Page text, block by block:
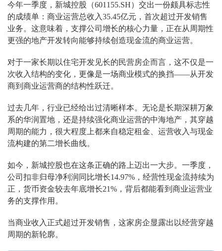
今年一季度，新城控股（601155.SH）交出一份颇具标志性
的成绩单：商业运营总收入35.45亿元，首次超过开发销售
业务。这意味着，支撑公司增长的核心力量，正在从周期性
更强的地产开发转向能够持续创造现金流的商业运营。
对于一家长期以住宅开发见长的民营房企而言，这不仅是一
次收入结构的变化，更像是一场商业模式的换挡——从开发
商到商业运营商的结构性跃迁。
过去几年，行业已经给出过清晰样本。无论是长期深耕万象
系的华润置地，还是持续强化商业运营的中海地产，其穿越
周期的能力，很大程度上都来自稳定租金、运营收入与现金
流构建的第二增长曲线。
如今，新城控股也在这条正确的路上迈出一大步。一季度，
公司扣非归母净利润同比增长14.97%，经营性现金流持续为
正，货币资金较去年底增长21%，背后都能看到商业运营业
务的支撑作用。
当商业收入正式超过开发销售，这家房企显露出以经营穿越
周期的新轮廓。